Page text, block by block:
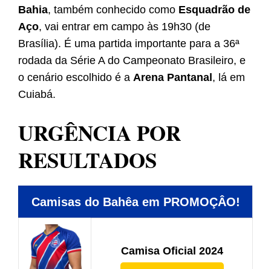
Bahia, também conhecido como Esquadrão de
Aço, vai entrar em campo às 19h30 (de
Brasília). É uma partida importante para a 36ª
rodada da Série A do Campeonato Brasileiro, e
o cenário escolhido é a Arena Pantanal , lá em
Cuiabá.
URGÊNCIA POR
RESULTADOS
Camisas do Bahêa em PROMOÇÂO!
Camisa Oficial 2024